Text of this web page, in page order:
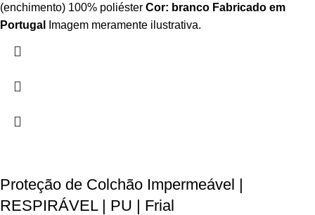
(enchimento) 100% poliéster Cor: branco Fabricado em
Portugal
Imagem meramente ilustrativa.
Proteção de Colchão Impermeável |
RESPIRÁVEL | PU | Frial